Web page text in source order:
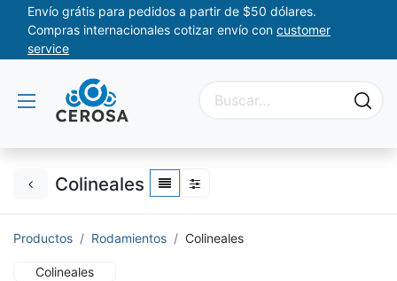
Envío grátis para pedidos a partir de $50 dólares.
Compras internacionales cotizar envío con customer
service
Colineales
Productos Rodamientos Colineales
Colineales